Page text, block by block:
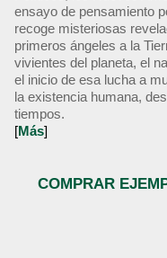
ensayo de pensamiento
recoge misteriosas
primeros ángeles a la
vivientes del planeta, el
el inicio de esa lucha a
la existencia humana,
tiempos.
[Más]
COMPRAR